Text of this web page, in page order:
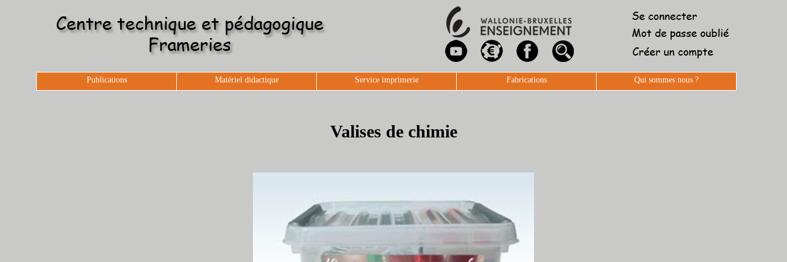
Publications Matériel didactique Service imprimerie Fabrications Qui sommes nous ?
Valises de chimie